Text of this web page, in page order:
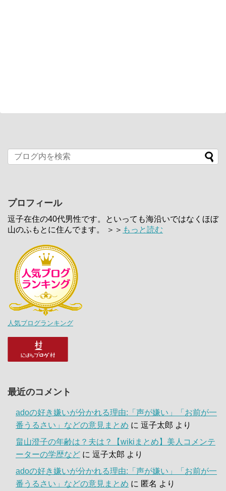
プロフィール
逗子在住の40代男性です。といっても海沿いではなくほぼ
山のふもとに住んでます。 ＞＞ もっと読む
人気ブログランキング
最近のコメント
adoの好き嫌いが分かれる理由:「声が嫌い」「お前が一
番うるさい」などの意見まとめ に 逗子太郎 より
畠山澄子の年齢は？夫は？【wikiまとめ】美人コメンテ
ーターの学歴など に 逗子太郎 より
adoの好き嫌いが分かれる理由:「声が嫌い」「お前が一
番うるさい」などの意見まとめ に 匿名 より